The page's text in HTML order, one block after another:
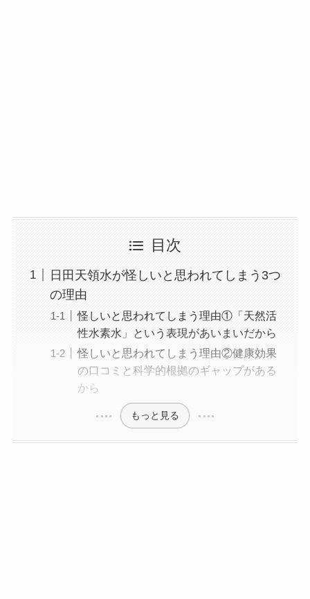
目次
日田天領水が怪しいと思われてしまう3つ
の理由
怪しいと思われてしまう理由①「天然活
性水素水」という表現があいまいだから
怪しいと思われてしまう理由②健康効果
の口コミと科学的根拠のギャップがある
から
もっと見る